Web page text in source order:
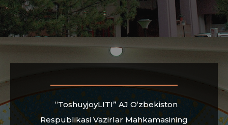
“ToshuyjoyLITI” AJ O‘zbekiston
Respublikasi Vazirlar Mahkamasining